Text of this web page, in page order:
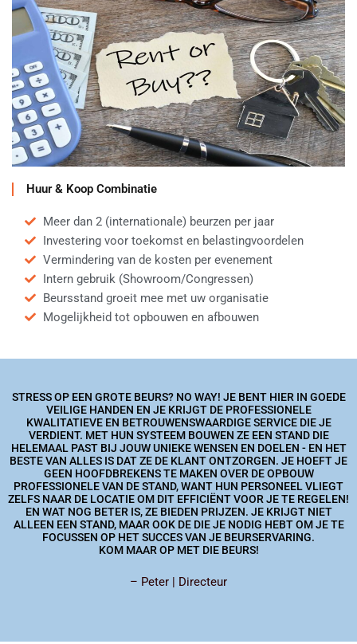
Huur & Koop Combinatie
Meer dan 2 (internationale) beurzen per jaar
Investering voor toekomst en belastingvoordelen
Vermindering van de kosten per evenement
Intern gebruik (Showroom/Congressen)
Beursstand groeit mee met uw organisatie
Mogelijkheid tot opbouwen en afbouwen
STRESS OP EEN GROTE BEURS? NO WAY! JE BENT HIER IN GOEDE
VEILIGE HANDEN EN JE KRIJGT DE PROFESSIONELE
KWALITATIEVE EN BETROUWENSWAARDIGE SERVICE DIE JE
VERDIENT. MET HUN SYSTEEM BOUWEN ZE EEN STAND DIE
HELEMAAL PAST BIJ JOUW UNIEKE WENSEN EN DOELEN - EN HET
BESTE VAN ALLES IS DAT ZE DE KLANT ONTZORGEN. JE HOEFT JE
GEEN HOOFDBREKENS TE MAKEN OVER DE OPBOUW
PROFESSIONELE VAN DE STAND, WANT HUN PERSONEEL VLIEGT
ZELFS NAAR DE LOCATIE OM DIT EFFICIËNT VOOR JE TE REGELEN!
EN WAT NOG BETER IS, ZE BIEDEN PRIJZEN. JE KRIJGT NIET
ALLEEN EEN STAND, MAAR OOK DE DIE JE NODIG HEBT OM JE TE
FOCUSSEN OP HET SUCCES VAN JE BEURSERVARING.
KOM MAAR OP MET DIE BEURS!
– Peter | Directeur